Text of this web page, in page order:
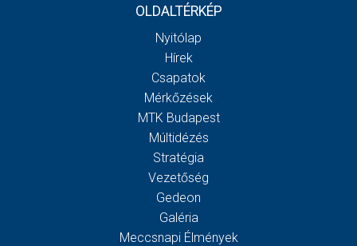
OLDALTÉRKÉP
Nyitólap
Hírek
Csapatok
Mérkőzések
MTK Budapest
Múltidézés
Stratégia
Vezetőség
Gedeon
Galéria
Meccsnapi Élmények